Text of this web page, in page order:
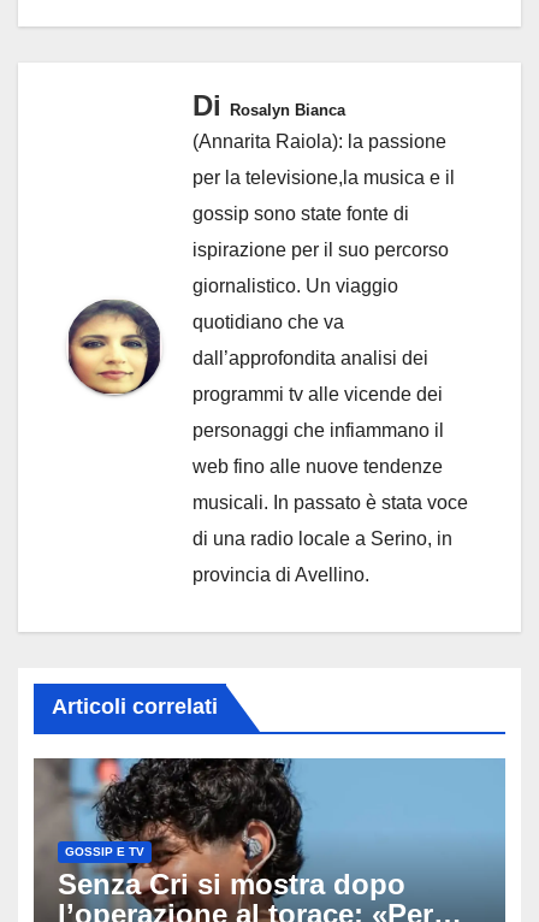
Di Rosalyn Bianca
(Annarita Raiola): la passione
per la televisione,la musica e il
gossip sono state fonte di
ispirazione per il suo percorso
giornalistico. Un viaggio
quotidiano che va
dall’approfondita analisi dei
programmi tv alle vicende dei
personaggi che infiammano il
web fino alle nuove tendenze
musicali. In passato è stata voce
di una radio locale a Serino, in
provincia di Avellino.
Articoli correlati
GOSSIP E TV
Senza Cri si mostra dopo
l’operazione al torace: «Per